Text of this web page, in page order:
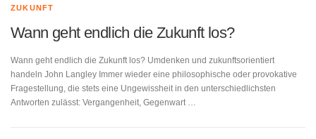
ZUKUNFT
Wann geht endlich die Zukunft los?
Wann geht endlich die Zukunft los? Umdenken und zukunftsorientiert
handeln John Langley Immer wieder eine philosophische oder provokative
Fragestellung, die stets eine Ungewissheit in den unterschiedlichsten
Antworten zulässt: Vergangenheit, Gegenwart …